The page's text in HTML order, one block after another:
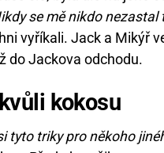
se mě nikdo nezastal
vyříkali. Jack a Mikýř
do Jackova odchodu.
kokosu
tyto triky pro někoho